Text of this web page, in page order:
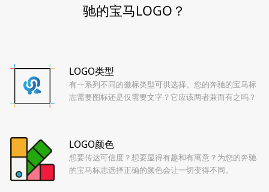
驰的宝马LOGO？
LOGO类型
有一系列不同的徽标类型可供选择。您的奔驰的宝马标
志需要图标还是仅需要文字？它应该两者兼而有之吗？
LOGO颜色
想要传达可信度？想要显得有趣和有寓意？为您的奔驰
的宝马标志选择正确的颜色会让一切变得不同。